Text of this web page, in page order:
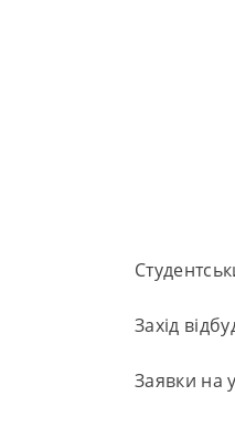
Захід
Заявки на